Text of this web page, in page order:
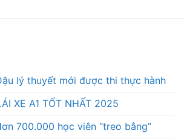
lý thuyết mới được thi thực hành
XE A1 TỐT NHẤT 2025
700.000 học viên “treo bằng”